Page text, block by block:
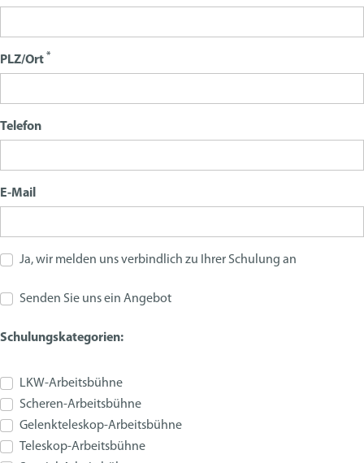
PLZ/Ort *
Telefon
E-Mail
Ja, wir melden uns verbindlich zu Ihrer Schulung an
Senden Sie uns ein Angebot
Schulungskategorien:
LKW-Arbeitsbühne
Scheren-Arbeitsbühne
Gelenkteleskop-Arbeitsbühne
Teleskop-Arbeitsbühne